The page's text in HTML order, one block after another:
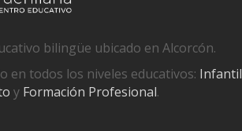
bilingüe ubicado en Alcorcón.
en todos los niveles educativos: Infantil
y Formación Profesional.